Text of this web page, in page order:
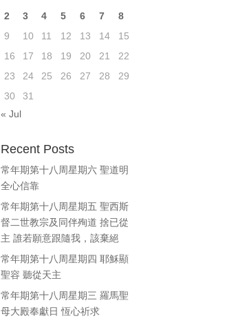
2
3 4 5 6 7
8
9
10 11 12 13 14
15
16
17 18 19 20 21
22
23
24 25 26 27 28
29
30
31
« Jul
Recent Posts
常年期第十八周星期六 聖道明
全心信靠
常年期第十八周星期五 聖西斯
督二世教宗及同伴殉道 捨已從
主 誰若願意跟隨我，該棄絕
常年期第十八周星期四 耶穌顯
聖容 聽從天主
常年期第十八周星期三 羅馬聖
母大殿奉獻日 恆心祈求